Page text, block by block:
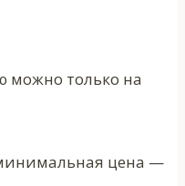
можно только на
цена —